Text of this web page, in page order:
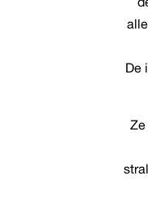
De
Ze